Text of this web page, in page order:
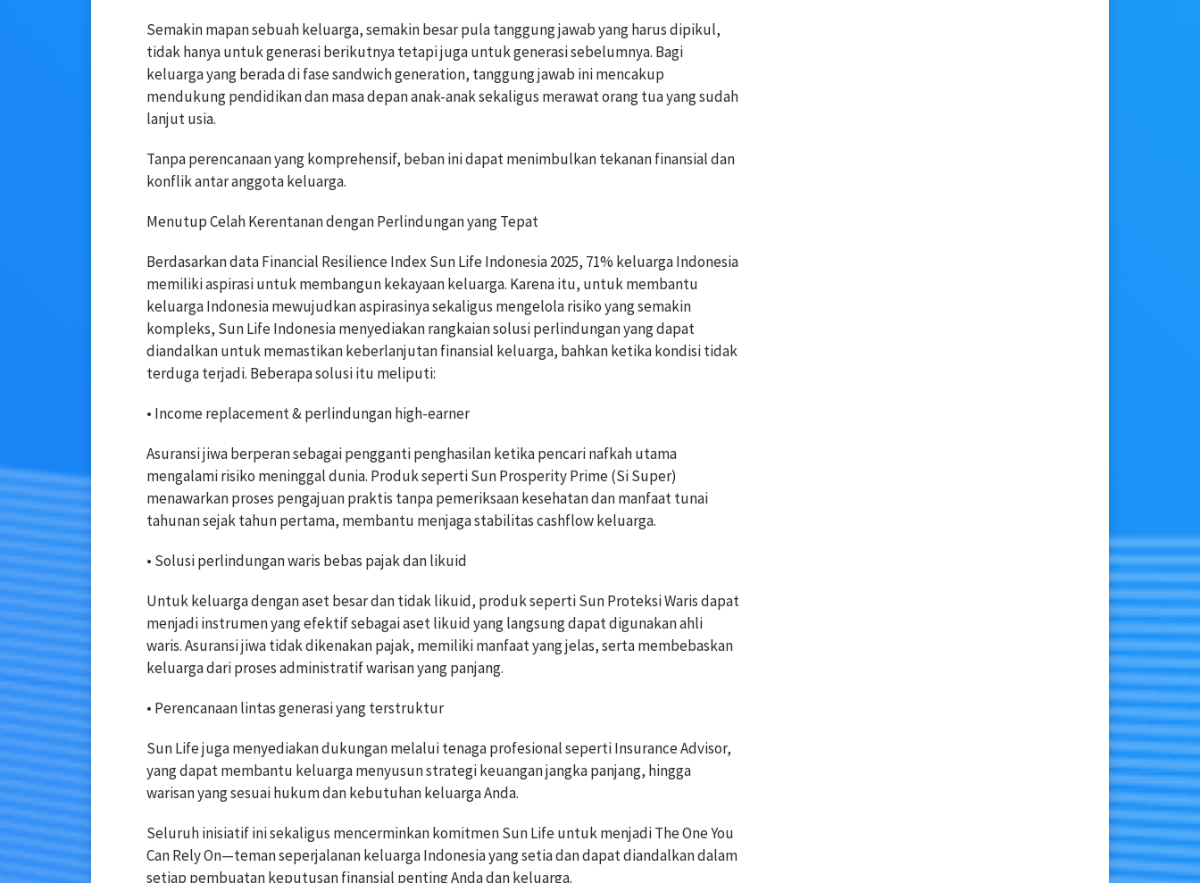
Semakin mapan sebuah keluarga, semakin besar pula tanggung jawab yang harus dipikul,
tidak hanya untuk generasi berikutnya tetapi juga untuk generasi sebelumnya. Bagi
keluarga yang berada di fase sandwich generation, tanggung jawab ini mencakup
mendukung pendidikan dan masa depan anak-anak sekaligus merawat orang tua yang sudah
lanjut usia.
Tanpa perencanaan yang komprehensif, beban ini dapat menimbulkan tekanan finansial dan
konflik antar anggota keluarga.
Menutup Celah Kerentanan dengan Perlindungan yang Tepat
Berdasarkan data Financial Resilience Index Sun Life Indonesia 2025, 71% keluarga Indonesia
memiliki aspirasi untuk membangun kekayaan keluarga. Karena itu, untuk membantu
keluarga Indonesia mewujudkan aspirasinya sekaligus mengelola risiko yang semakin
kompleks, Sun Life Indonesia menyediakan rangkaian solusi perlindungan yang dapat
diandalkan untuk memastikan keberlanjutan finansial keluarga, bahkan ketika kondisi tidak
terduga terjadi. Beberapa solusi itu meliputi:
• Income replacement & perlindungan high-earner
Asuransi jiwa berperan sebagai pengganti penghasilan ketika pencari nafkah utama
mengalami risiko meninggal dunia. Produk seperti Sun Prosperity Prime (Si Super)
menawarkan proses pengajuan praktis tanpa pemeriksaan kesehatan dan manfaat tunai
tahunan sejak tahun pertama, membantu menjaga stabilitas cashflow keluarga.
• Solusi perlindungan waris bebas pajak dan likuid
Untuk keluarga dengan aset besar dan tidak likuid, produk seperti Sun Proteksi Waris dapat
menjadi instrumen yang efektif sebagai aset likuid yang langsung dapat digunakan ahli
waris. Asuransi jiwa tidak dikenakan pajak, memiliki manfaat yang jelas, serta membebaskan
keluarga dari proses administratif warisan yang panjang.
• Perencanaan lintas generasi yang terstruktur
Sun Life juga menyediakan dukungan melalui tenaga profesional seperti Insurance Advisor,
yang dapat membantu keluarga menyusun strategi keuangan jangka panjang, hingga
warisan yang sesuai hukum dan kebutuhan keluarga Anda.
Seluruh inisiatif ini sekaligus mencerminkan komitmen Sun Life untuk menjadi The One You
Can Rely On—teman seperjalanan keluarga Indonesia yang setia dan dapat diandalkan dalam
setiap pembuatan keputusan finansial penting Anda dan keluarga.